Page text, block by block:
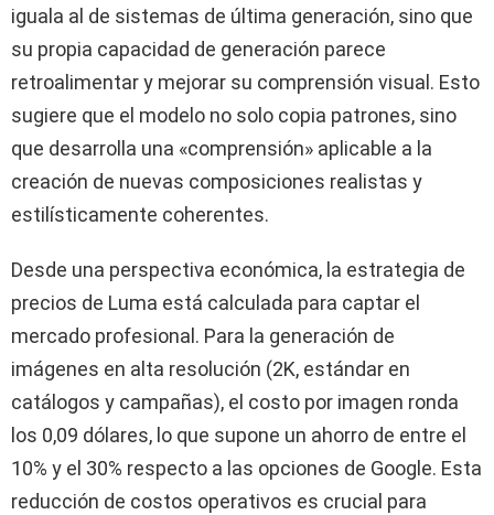
iguala al de sistemas de última generación, sino que
su propia capacidad de generación parece
retroalimentar y mejorar su comprensión visual. Esto
sugiere que el modelo no solo copia patrones, sino
que desarrolla una «comprensión» aplicable a la
creación de nuevas composiciones realistas y
estilísticamente coherentes.
Desde una perspectiva económica, la estrategia de
precios de Luma está calculada para captar el
mercado profesional. Para la generación de
imágenes en alta resolución (2K, estándar en
catálogos y campañas), el costo por imagen ronda
los 0,09 dólares, lo que supone un ahorro de entre el
10% y el 30% respecto a las opciones de Google. Esta
reducción de costos operativos es crucial para